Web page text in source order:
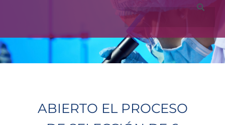
Buscar
ABIERTO EL PROCESO